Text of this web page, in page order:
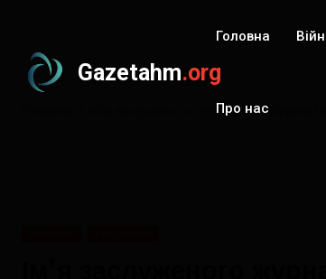
Gazetahm.org
Головна
Про нас
Ім'я заслуженого журналіста України